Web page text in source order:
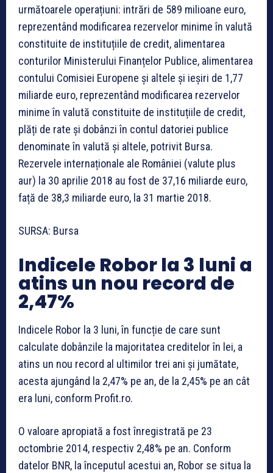
următoarele operațiuni: intrări de 589 milioane euro,
reprezentând modificarea rezervelor minime în valută
constituite de instituțiile de credit, alimentarea
conturilor Ministerului Finanțelor Publice, alimentarea
contului Comisiei Europene și altele și ieșiri de 1,77
miliarde euro, reprezentând modificarea rezervelor
minime în valută constituite de instituțiile de credit,
plăți de rate și dobânzi în contul datoriei publice
denominate în valută și altele, potrivit Bursa.
Rezervele internaționale ale României (valute plus
aur) la 30 aprilie 2018 au fost de 37,16 miliarde euro,
față de 38,3 miliarde euro, la 31 martie 2018.
SURSA: Bursa
Indicele Robor la 3 luni a
atins un nou record de
2,47%
Indicele Robor la 3 luni, în funcție de care sunt
calculate dobânzile la majoritatea creditelor în lei, a
atins un nou record al ultimilor trei ani și jumătate,
acesta ajungând la 2,47% pe an, de la 2,45% pe an cât
era luni, conform Profit.ro.
O valoare apropiată a fost înregistrată pe 23
octombrie 2014, respectiv 2,48% pe an. Conform
datelor BNR, la începutul acestui an, Robor se situa la